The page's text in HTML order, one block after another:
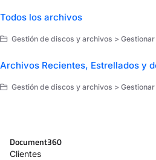
Todos los archivos
Gestión de discos y archivos >
Archivos Recientes, Estrellados y
Gestión de discos y archivos >
Document360
Clientes